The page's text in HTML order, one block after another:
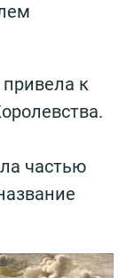
к
частью